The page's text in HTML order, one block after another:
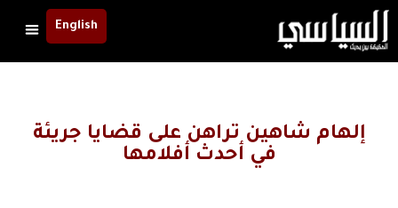
English
إلهام شاهين تراهن على قضايا جريئة
في أحدث أفلامها